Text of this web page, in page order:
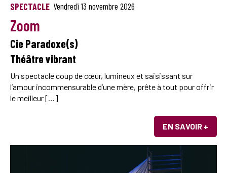
SPECTACLE Vendredi 13 novembre 2026
Zoom
Cie Paradoxe(s)
Théâtre vibrant
Un spectacle coup de cœur, lumineux et saisissant sur
l’amour incommensurable d’une mère, prête à tout pour offrir
le meilleur […]
EN SAVOIR +